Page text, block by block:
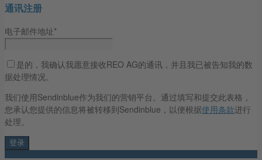
通讯注册
电子邮件地址*
是的，我确认我愿意接收REO AG的通讯，并且我已被告知我的数
据处理情况。
我们使用Sendinblue作为我们的营销平台。通过填写和提交此表格，
您承认您提供的信息将被转移到Sendinblue，以便根据使用条款进行
处理。